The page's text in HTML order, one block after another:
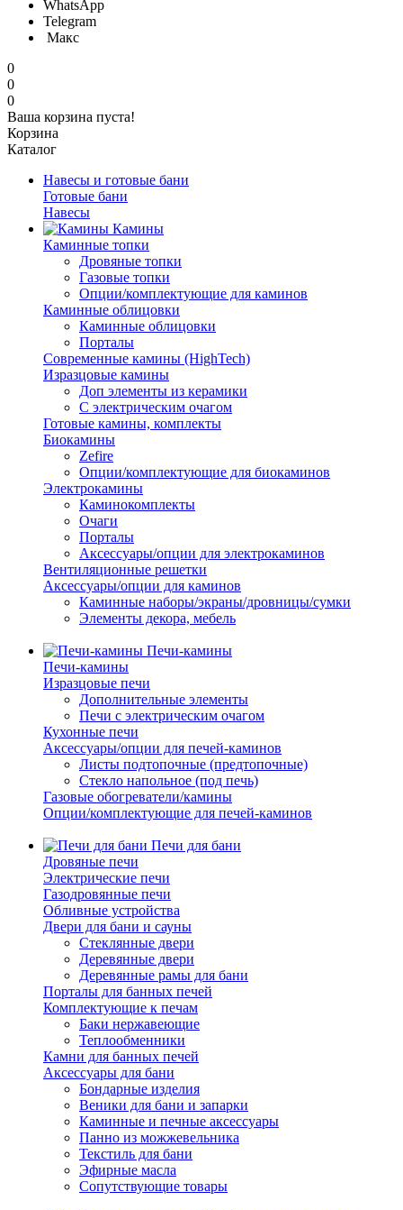
WhatsApp
Telegram
Макс
0
0
0
Ваша корзина пуста!
Корзина
Каталог
Навесы и готовые бани
Готовые бани
Навесы
Камины
Каминные топки
Дровяные топки
Газовые топки
Опции/комплектующие для каминов
Каминные облицовки
Каминные облицовки
Порталы
Современные камины (HighTech)
Изразцовые камины
Доп элементы из керамики
С электрическим очагом
Готовые камины, комплекты
Биокамины
Zefire
Опции/комплектующие для биокаминов
Электрокамины
Каминокомплекты
Очаги
Порталы
Аксессуары/опции для электрокаминов
Вентиляционные решетки
Аксессуары/опции для каминов
Каминные наборы/экраны/дровницы/сумки
Элементы декора, мебель
Печи-камины
Печи-камины
Изразцовые печи
Дополнительные элементы
Печи с электрическим очагом
Кухонные печи
Аксессуары/опции для печей-каминов
Листы подтопочные (предтопочные)
Стекло напольное (под печь)
Газовые обогреватели/камины
Опции/комплектующие для печей-каминов
Печи для бани
Дровяные печи
Электрические печи
Газодровянные печи
Обливные устройства
Двери для бани и сауны
Стеклянные двери
Деревянные двери
Деревянные рамы для бани
Порталы для банных печей
Комплектующие к печам
Баки нержавеющие
Теплообменники
Камни для банных печей
Аксессуары для бани
Бондарные изделия
Веники для бани и запарки
Каминные и печные аксессуары
Панно из можжевельника
Текстиль для бани
Эфирные масла
Сопутствующие товары